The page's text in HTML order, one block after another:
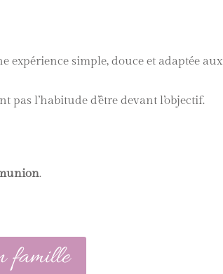
expérience simple, douce et adaptée aux
pas l’habitude d’être devant l’objectif.
.
famille